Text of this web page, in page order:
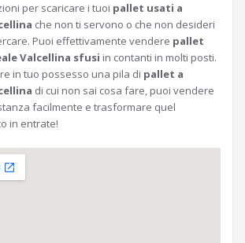
per scaricare i tuoi pallet usati a
che non ti servono o che non desideri
Puoi effettivamente vendere pallet
Valcellina sfusi in contanti in molti posti.
in tuo possesso una pila di pallet a
di cui non sai cosa fare, puoi vendere
facilmente e trasformare quel
in entrate!